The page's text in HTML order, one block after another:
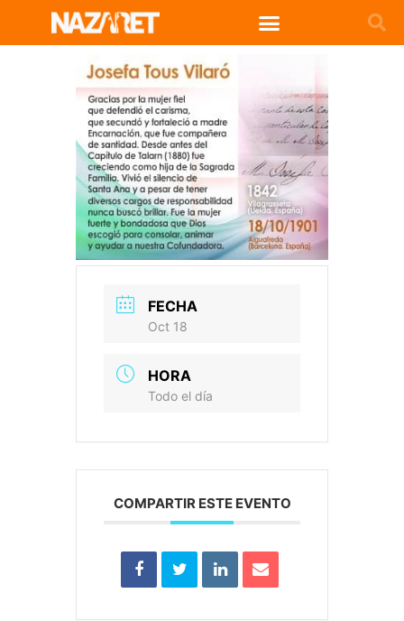
FECHA
Oct 18
HORA
Todo el día
COMPARTIR ESTE EVENTO